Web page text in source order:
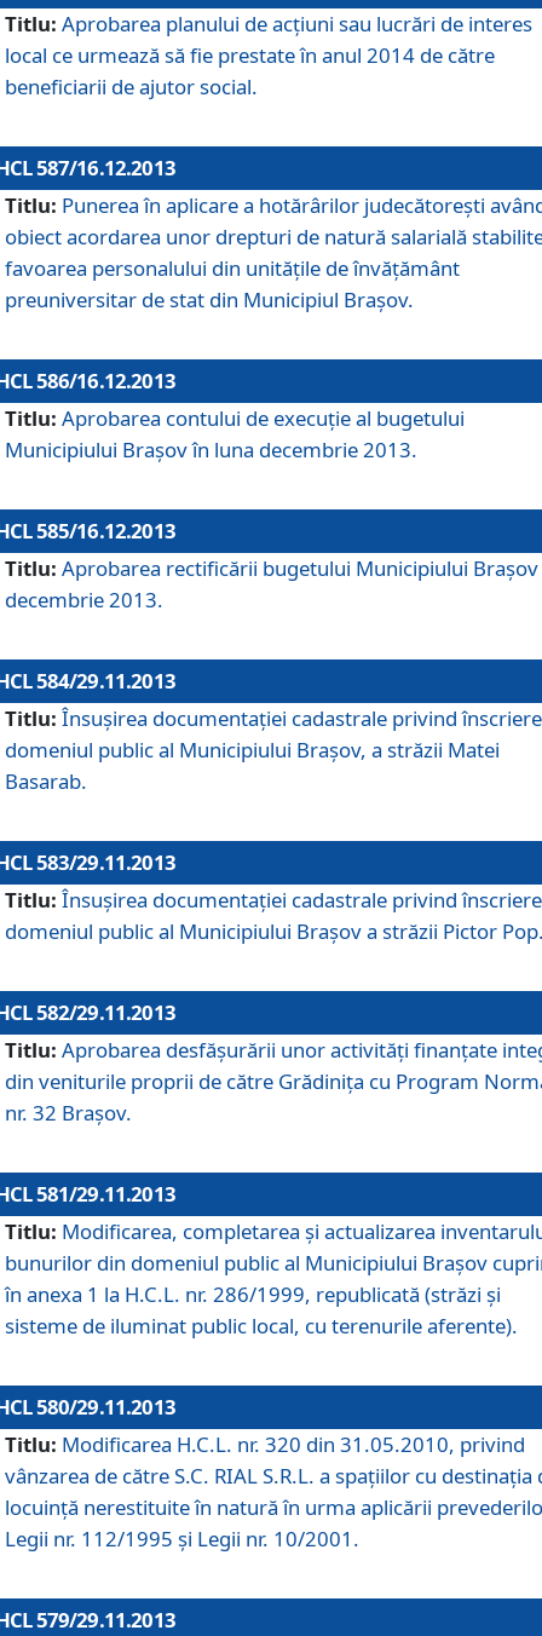
Titlu: Aprobarea planului de acţiuni sau lucrări de interes
local ce urmează să fie prestate în anul 2014 de către
beneficiarii de ajutor social.
587/16.12.2013
Titlu: Punerea în aplicare a hotărârilor judecătoreşti
obiect acordarea unor drepturi de natură salarială
favoarea personalului din unităţile de învăţământ
preuniversitar de stat din Municipiul Braşov.
586/16.12.2013
Titlu: Aprobarea contului de execuţie al bugetului
Municipiului Braşov în luna decembrie 2013.
585/16.12.2013
Titlu: Aprobarea rectificării bugetului Municipiului Braşov
decembrie 2013.
584/29.11.2013
Titlu: Însuşirea documentaţiei cadastrale privind
domeniul public al Municipiului Braşov, a străzii Matei
Basarab.
583/29.11.2013
Titlu: Însuşirea documentaţiei cadastrale privind
domeniul public al Municipiului Braşov a străzii Pictor
582/29.11.2013
Titlu: Aprobarea desfăşurării unor activităţi finanţate
din veniturile proprii de către Grădiniţa cu Program
nr. 32 Braşov.
581/29.11.2013
Titlu: Modificarea, completarea şi actualizarea
bunurilor din domeniul public al Municipiului Braşov
în anexa 1 la H.C.L. nr. 286/1999, republicată (străzi şi
sisteme de iluminat public local, cu terenurile aferente).
580/29.11.2013
Titlu: Modificarea H.C.L. nr. 320 din 31.05.2010, privind
vânzarea de către S.C. RIAL S.R.L. a spaţiilor cu destinaţia
locuinţă nerestituite în natură în urma aplicării
Legii nr. 112/1995 şi Legii nr. 10/2001.
579/29.11.2013